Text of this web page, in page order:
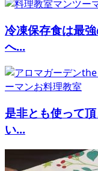
冷凍保存食は最
へ...
是非とも使って
い...